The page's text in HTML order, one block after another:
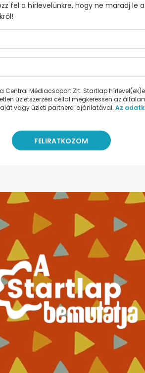
fel a hírlevelünkre, hogy ne maradj le
Central Médiacsoport Zrt. Startlap
üzletszerzési céllal megkeressen az
vagy üzleti partnerei ajánlatával. Az